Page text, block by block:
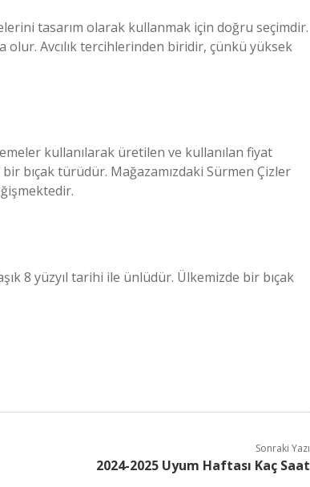
tasarım olarak kullanmak için doğru seçimdir.
olur. Avcılık tercihlerinden biridir, çünkü yüksek
kullanılarak üretilen ve kullanılan fiyat
bıçak türüdür. Mağazamızdaki Sürmen Çizler
8 yüzyıl tarihi ile ünlüdür. Ülkemizde bir bıçak
Sonraki Yazı
2024-2025 Uyum Haftası Kaç Saat